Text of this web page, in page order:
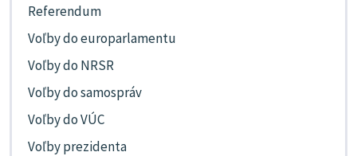
Referendum
Voľby do europarlamentu
Voľby do NRSR
Voľby do samospráv
Voľby do VÚC
Voľby prezidenta